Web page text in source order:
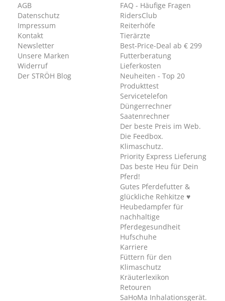
AGB
Datenschutz
Impressum
Kontakt
Newsletter
Unsere Marken
Widerruf
Der STRÖH Blog
FAQ - Häufige Fragen
RidersClub
Reiterhöfe
Tierärzte
Best-Price-Deal ab € 299
Futterberatung
Lieferkosten
Neuheiten - Top 20
Produkttest
Servicetelefon
Düngerrechner
Saatenrechner
Der beste Preis im Web.
Die Feedbox.
Klimaschutz.
Priority Express Lieferung
Das beste Heu für Dein
Pferd!
Gutes Pferdefutter &
glückliche Rehkitze ♥
Heubedampfer für
nachhaltige
Pferdegesundheit
Hufschuhe
Karriere
Füttern für den
Klimaschutz
Kräuterlexikon
Retouren
SaHoMa Inhalationsgerät.